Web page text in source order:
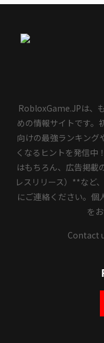
RobloxGame.JPは、
めの情報サイトです。
向けの最強ランキング
くなるヒントを発信中
はもちろん、広告掲載
レスリリース）**など
にご連絡ください。個
を
Contact